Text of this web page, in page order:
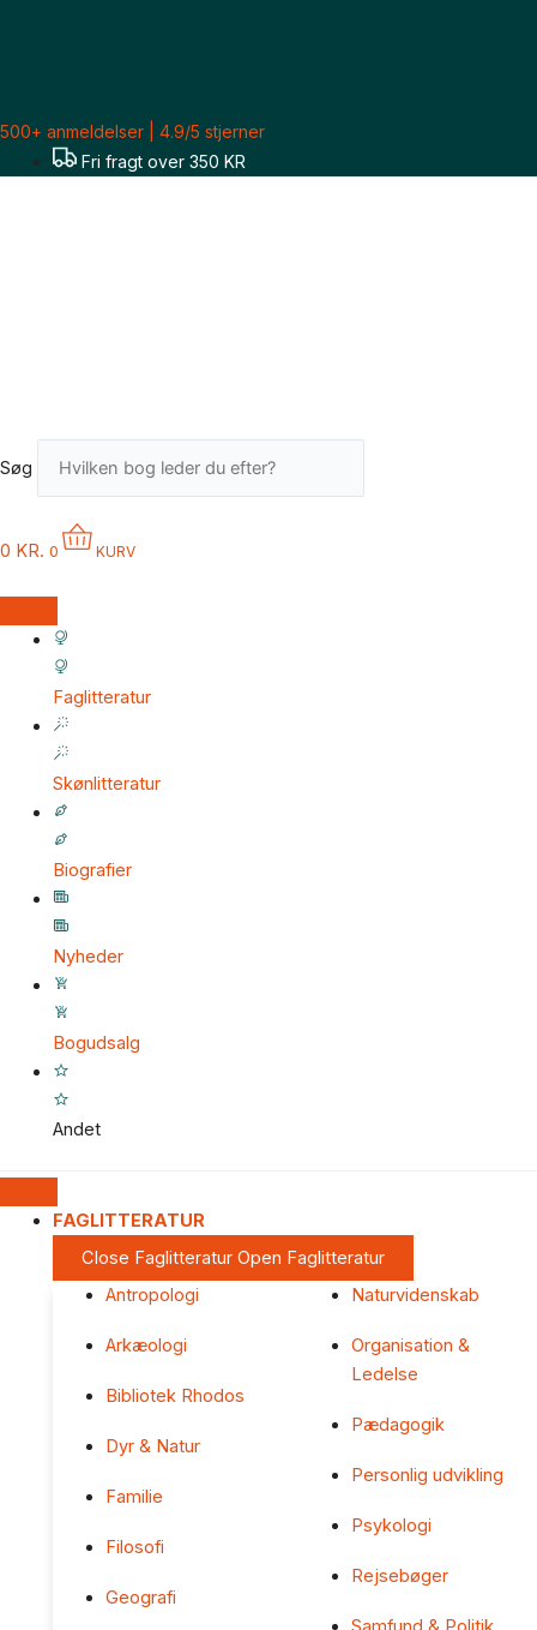
500+ anmeldelser | 4.9/5 stjerner
Fri fragt over 350 KR
Søg
0 KR. 0 KURV
Faglitteratur
Skønlitteratur
Biografier
Nyheder
Bogudsalg
Andet
FAGLITTERATUR
Close Faglitteratur Open Faglitteratur
Antropologi
Arkæologi
Bibliotek Rhodos
Dyr & Natur
Familie
Filosofi
Geografi
Naturvidenskab
Organisation &
Ledelse
Pædagogik
Personlig udvikling
Psykologi
Rejsebøger